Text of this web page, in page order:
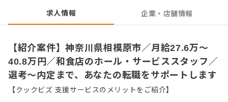
求人情報 企業・店舗情報
【紹介案件】神奈川県相模原市／月給27.6万～
40.8万円／和食店のホール・サービススタッフ／
選考～内定まで、あなたの転職をサポートします
【クックビズ 支援サービスのメリットをご紹介】